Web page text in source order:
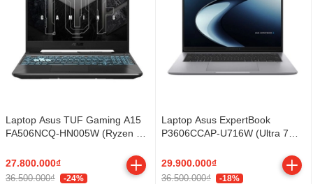
Laptop Asus TUF Gaming A15
FA506NCQ-HN005W (Ryzen 7
3050 4GB | 15.6inch FHD
144Hz | Win 11 | Đen)
27.800.000₫
36.500.000₫ -24%
Laptop Asus ExpertBook
P3606CCAP-U716W (Ultra 7
inch WUXGA/ Win11/ Grey)
29.900.000₫
36.500.000₫ -18%